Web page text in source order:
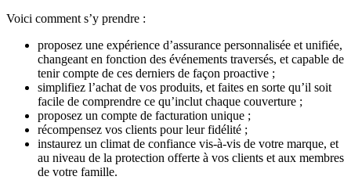
Voici comment s’y prendre :
proposez une expérience d’assurance personnalisée et unifiée,
changeant en fonction des événements traversés, et capable de
tenir compte de ces derniers de façon proactive ;
simplifiez l’achat de vos produits, et faites en sorte qu’il soit
facile de comprendre ce qu’inclut chaque couverture ;
proposez un compte de facturation unique ;
récompensez vos clients pour leur fidélité ;
instaurez un climat de confiance vis-à-vis de votre marque, et
au niveau de la protection offerte à vos clients et aux membres
de votre famille.